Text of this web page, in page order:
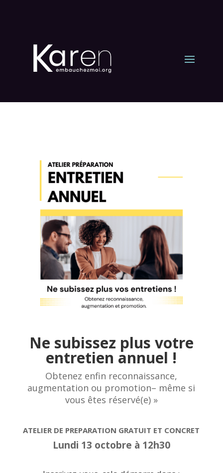
Ne subissez plus votre
entretien annuel !
Obtenez enfin reconnaissance,
augmentation ou promotion– même si
vous êtes réservé(e) »
ATELIER DE PREPARATION GRATUIT ET CONCRET
Lundi 13 octobre à 12h30